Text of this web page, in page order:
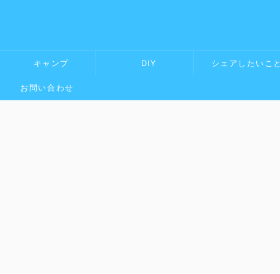
キャンプ DIY シェアしたいこと
お問い合わせ